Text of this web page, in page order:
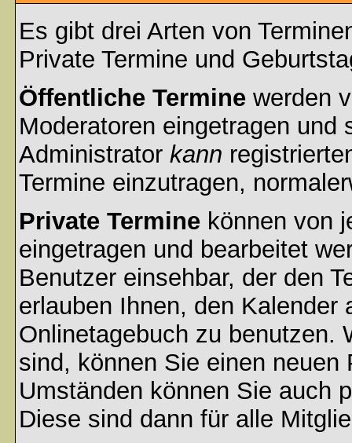
Es gibt drei Arten von
Private Termine und
Öffentliche Termine werden
Moderatoren eingetragen und
Administrator kann
Termine einzutragen,
Private Termine können von
eingetragen und bearbeitet
Benutzer einsehbar, der den
erlauben Ihnen, den
Onlinetagebuch zu benutzen.
sind, können Sie einen neuen
Umständen können Sie auch
Diese sind dann für alle